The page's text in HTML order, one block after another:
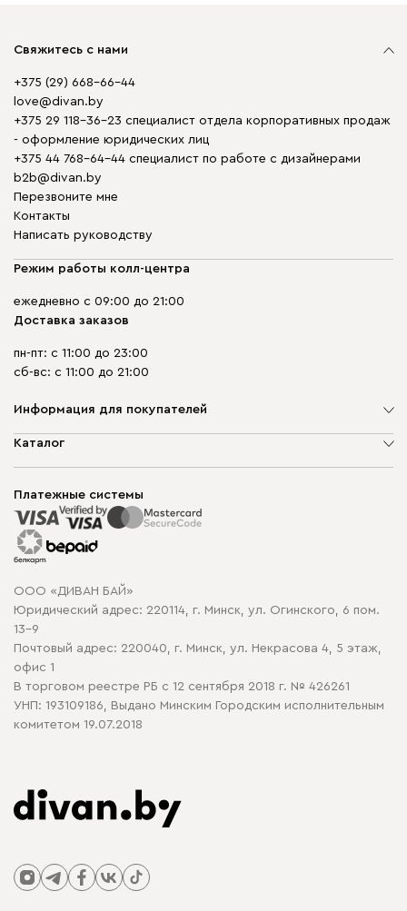
Свяжитесь с нами
+375 (29) 668-66-44
love@divan.by
+375 29 118-36-23 специалист отдела корпоративных продаж
- оформление юридических лиц
+375 44 768-64-44 специалист по работе с дизайнерами
b2b@divan.by
Перезвоните мне
Контакты
Написать руководству
Режим работы колл-центра
ежедневно с 09:00 до 21:00
Доставка заказов
пн-пт: с 11:00 до 23:00
сб-вс: с 11:00 до 21:00
Информация для покупателей
О компании
Способы оплаты
Рассрочка и кредит
Гарантия
Карта сайта
Политика конфиденциальности
Политика в отношении обработки cookie
Каталог
Корпусная мебель
Распродажа мебели
Платежные системы
ООО «ДИВАН БАЙ»
Юридический адрес: 220114, г. Минск, ул. Огинского, 6 пом.
13-9
Почтовый адрес: 220040, г. Минск, ул. Некрасова 4, 5 этаж,
офис 1
В торговом реестре РБ с 12 сентября 2018 г. № 426261
УНП: 193109186, Выдано Минским Городским исполнительным
комитетом 19.07.2018